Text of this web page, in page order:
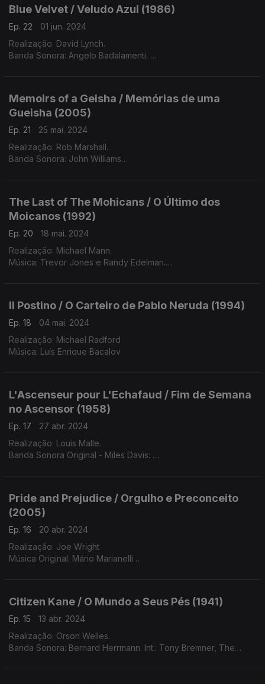
Blue Velvet / Veludo Azul (1986)
Ep. 22
01 jun. 2024
Realização: David Lynch.
Banda Sonora: Angelo Badalamenti.
Memoirs of a Geisha / Memórias de uma
Gueisha (2005)
Ep. 21
25 mai. 2024
Realização: Rob Marshall.
Banda Sonora: John Williams
The Last of The Mohicans / O Último dos
Moicanos (1992)
Ep. 20
18 mai. 2024
Realização: Michael Mann.
Música: Trevor Jones e Randy Edelman.
Il Postino / O Carteiro de Pablo Neruda (1994)
Ep. 18
04 mai. 2024
Realização: Michael Radford
Música: Luís Enrique Bacalov
L'Ascenseur pour L'Echafaud / Fim de Semana
no Ascensor (1958)
Ep. 17
27 abr. 2024
Realização: Louis Malle.
Banda Sonora Original - Miles Davis:
- Pierre Michelot: Contrabaixo;
- Kenny Clarke: Bateria
Pride and Prejudice / Orgulho e Preconceito
(2005)
Ep. 16
20 abr. 2024
Realização: Joe Wright
Música Original: Mário Marianelli
Citizen Kane / O Mundo a Seus Pés (1941)
Ep. 15
13 abr. 2024
Realização: Orson Welles.
Banda Sonora: Bernard Herrmann. Int.: Tony Bremner, The